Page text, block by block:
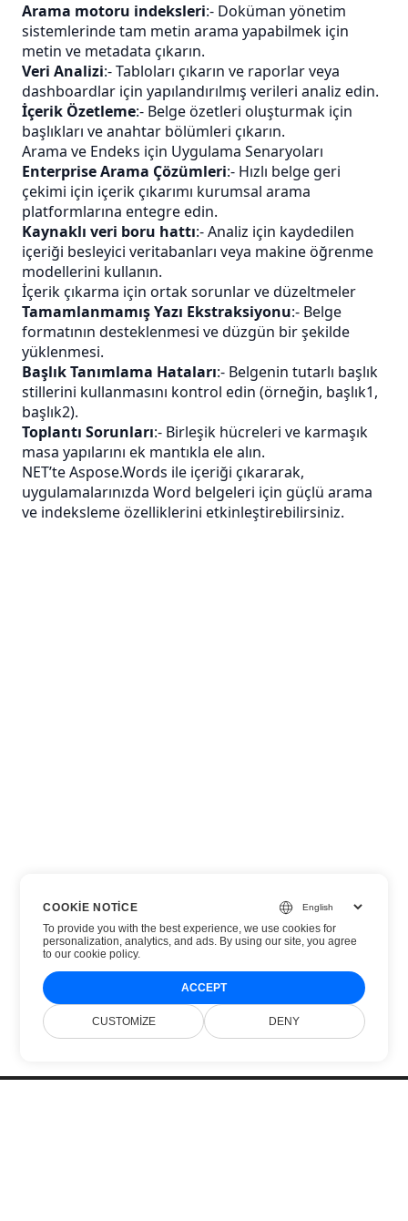
Arama motoru indeksleri:- Doküman yönetim
sistemlerinde tam metin arama yapabilmek için
metin ve metadata çıkarın.
Veri Analizi:- Tabloları çıkarın ve raporlar veya
dashboardlar için yapılandırılmış verileri analiz edin.
İçerik Özetleme:- Belge özetleri oluşturmak için
başlıkları ve anahtar bölümleri çıkarın.
Arama ve Endeks için Uygulama Senaryoları
Enterprise Arama Çözümleri:- Hızlı belge geri
çekimi için içerik çıkarımı kurumsal arama
platformlarına entegre edin.
Kaynaklı veri boru hattı:- Analiz için kaydedilen
içeriği besleyici veritabanları veya makine öğrenme
modellerini kullanın.
İçerik çıkarma için ortak sorunlar ve düzeltmeler
Tamamlanmamış Yazı Ekstraksiyonu:- Belge
formatının desteklenmesi ve düzgün bir şekilde
yüklenmesi.
Başlık Tanımlama Hataları:- Belgenin tutarlı başlık
stillerini kullanmasını kontrol edin (örneğin, başlık1,
başlık2).
Toplantı Sorunları:- Birleşik hücreleri ve karmaşık
masa yapılarını ek mantıkla ele alın.
NET’te Aspose.Words ile içeriği çıkararak,
uygulamalarınızda Word belgeleri için güçlü arama
ve indeksleme özelliklerini etkinleştirebilirsiniz.
COOKIE NOTICE
To provide you with the best experience, we use cookies for
personalization, analytics, and ads. By using our site, you agree
toour cookie policy.
ACCEPT
CUSTOMIZE DENY